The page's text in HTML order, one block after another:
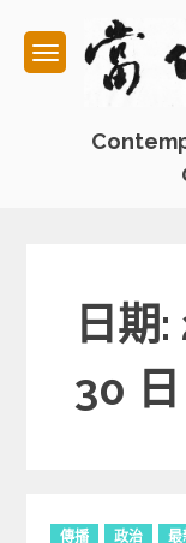
content
日期
30 日
C傳播 政治 最